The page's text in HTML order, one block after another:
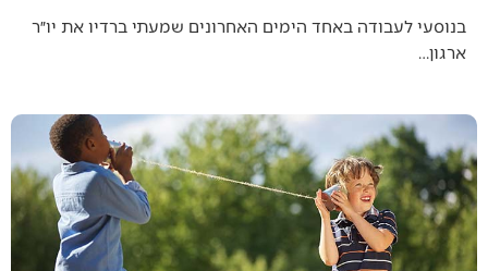
בנוסעי לעבודה באחד הימים האחרונים שמעתי ברדיו את יו״ר
ארגון…